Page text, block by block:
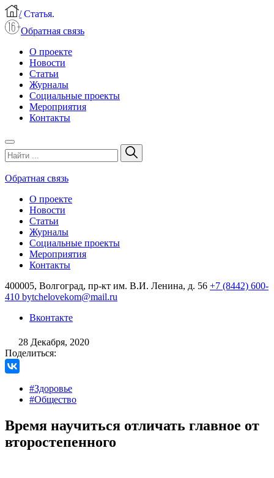
/ Статья.
Обратная связь
О проекте
Новости
Статьи
Журналы
Социальные проекты
Мероприятия
Контакты
Обратная связь
О проекте
Новости
Статьи
Журналы
Социальные проекты
Мероприятия
Контакты
400005, Волгоград, пр-кт им. В.И. Ленина, д. 56 +7 (8442) 600-
410 bytchelovekom@mail.ru
Вконтакте
28 Декабря, 2020
Поделиться:
#Здоровье
#Общество
Время научиться отличать главное от
второстепенного